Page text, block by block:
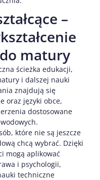
–
matury
ścieżka edukacji,
i dalszej nauki
znajdują się
oraz języki obce,
dostosowane
które nie są jeszcze
chcą wybrać. Dzięki
mogą aplikować
i psychologii,
techniczne